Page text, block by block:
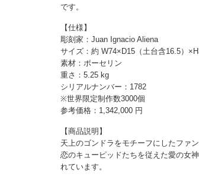
です。
【仕様】
彫刻家：Juan Ignacio Aliena
サイズ：約 W74×D15（土台含16.5）
素材：ポーセリン
重さ：5.25 kg
シリアルナンバー：1782
※世界限定制作数3000個
参考価格：1,342,000 円
【商品説明】
天上のゴンドラをモチーフにしたファ
恋のキューピッドたちを従えた愛の女
れています。